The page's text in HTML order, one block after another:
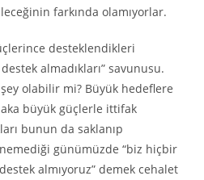
farkında olamıyorlar.
desteklendikleri
almadıkları” savunusu.
olabilir mi? Büyük hedeflere
büyük güçlerle ittifak
bunun da saklanıp
günümüzde “biz hiçbir
almıyoruz” demek cehalet